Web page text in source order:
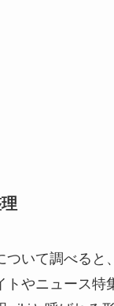
ついて調べると
トやニュース特